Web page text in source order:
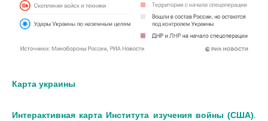
Карта украины
Интерактивная карта Института изучения войны (США).